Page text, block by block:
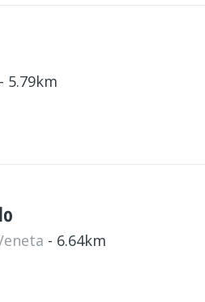
- 5.79km
- 6.64km